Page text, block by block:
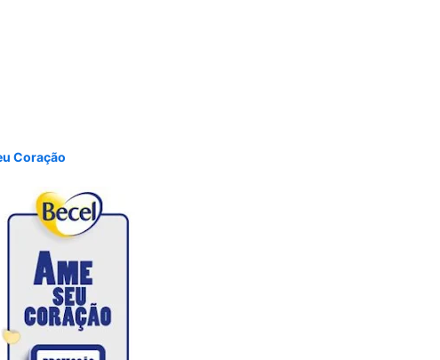
Coração